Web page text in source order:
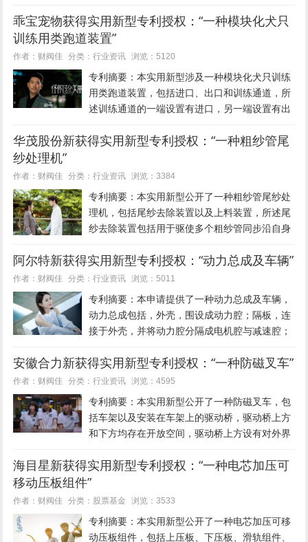
够相对其翻折的前卡接板，所述的后侧板左右两
侧均连接有能够相对其翻折的后卡接...
乖宝宠物获得实用新型专利授权：“一种模块化犬只
训练用类跑道装置”
作者：财阀佳 分类：行业资讯 浏览：5120
专利摘要：本实用新型涉及一种模块化犬只训练
用类跑道装置，包括进口、出口和训练通道，所
述训练通道的一端设置有进口，另一端设置有出
配通道组件，所述功能性模块通道组件利用装配
华茂股份新获得实用新型专利授权：“一种粗纱管尾
纱处理机”
作者：财阀佳 分类：行业资讯 浏览：3384
专利摘要：本实用新型公开了一种粗纱管尾纱处
理机，包括尾纱去除装置以及上料装置，所述尾
纱去除装置包括用于驱使多个粗纱管同步沿自身
推离所述退绕机构的推动机构，所述上料装置包
括用于承载粗纱管的承料板以及用...
阿尔特新获得实用新型专利授权：“动力总成及车辆”
作者：财阀佳 分类：行业资讯 浏览：5011
专利摘要：本申请提供了一种动力总成及车辆，
动力总成包括，外壳，围设成动力腔；隔板，连
接于外壳，并将动力腔分隔成电机腔与减速腔；
外壳中并连通于电机腔与减速腔，且回油通道在
径向上的底部表面自电机腔朝向减...
安徽合力新获得实用新型专利授权：“一种防磁叉车”
作者：财阀佳 分类：行业资讯 浏览：4595
专利摘要：本实用新型公开了一种防磁叉车，包
括车架以及安装在车架上的驱动桥，驱动桥上方
和下方均存在开放空间，驱动桥上方设有对外界
构简单，通过在叉车周围用高导磁材料将磁场屏
蔽；叉车内部电路线束使用铜箔将...
海目星新获得实用新型专利授权：“一种电芯加压可
移动压板组件”
作者：财阀佳 分类： 股票基金 浏览：3533
专利摘要：本实用新型公开了一种电芯加压可移
动压板组件，包括上压板、下压板、滑轨组件、